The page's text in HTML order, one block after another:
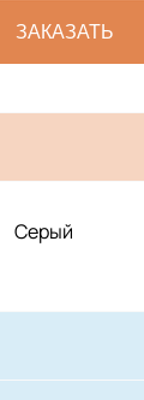
ЗАКАЗАТЬ
Серый